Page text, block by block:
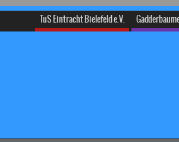
TuS Eintracht Bielefeld e.V.